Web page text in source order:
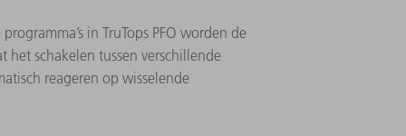
in TruTops PFO worden de
het schakelen tussen verschillende
reageren op wisselende